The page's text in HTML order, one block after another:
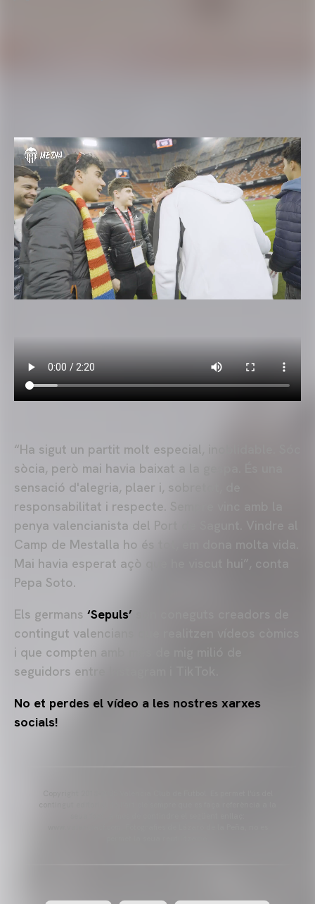
“Ha sigut un partit molt especial, inoblidable. Sóc
sòcia, però mai havia baixat a la gespa. És una
sensació d'alegria, plaer i, sobretot, de
responsabilitat i respecte. Sempre vinc amb la
penya valencianista del Port de Sagunt. Vindre al
Camp de Mestalla ho és tot, em dona molta vida.
Mai havia esperat açò que he viscut hui”, conta
Pepa Soto.
Els germans ‘Sepuls’
contingut valencians que realitzen vídeos còmics
i que compten amb més de mig milió de
seguidors entre Instagram i TikTok.
No et perdes el vídeo a les nostres xarxes
socials!